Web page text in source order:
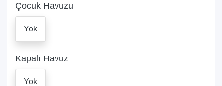
Çocuk Havuzu
Yok
Kapalı Havuz
Yok